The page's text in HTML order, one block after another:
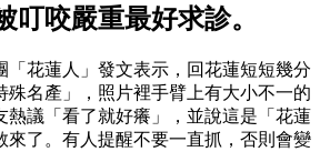
叮咬嚴重最好求診。
「花蓮人」發文表示，回花蓮短短幾分
殊名產」，照片裡手臂上有大小不一的
熱議「看了就好癢」，並說這是「花蓮
來了。有人提醒不要一直抓，否則會變